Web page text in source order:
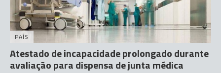
PAÍS
Atestado de incapacidade prolongado durante
avaliação para dispensa de junta médica